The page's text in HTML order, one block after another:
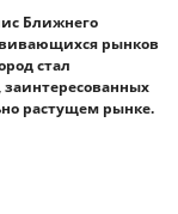
Ближнего
рынков
стал
растущем рынке.